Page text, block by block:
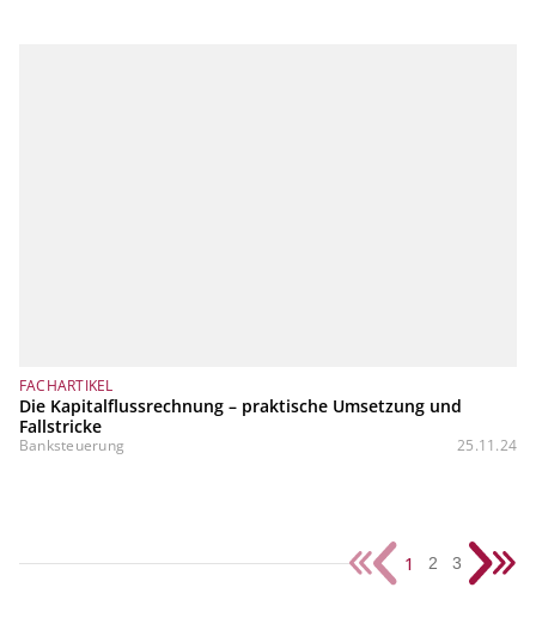
FACHARTIKEL
Die Kapitalflussrechnung – praktische Umsetzung und
Fallstricke
Banksteuerung 25.11.24
1 2 3